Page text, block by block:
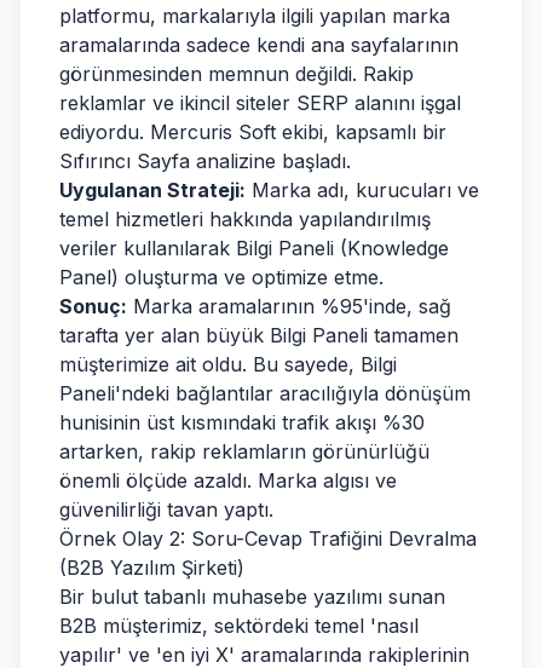
platformu, markalarıyla ilgili yapılan marka
aramalarında sadece kendi ana sayfalarının
görünmesinden memnun değildi. Rakip
reklamlar ve ikincil siteler SERP alanını işgal
ediyordu. Mercuris Soft ekibi, kapsamlı bir
Sıfırıncı Sayfa analizine başladı.
Uygulanan Strateji: Marka adı, kurucuları ve
temel hizmetleri hakkında yapılandırılmış
veriler kullanılarak Bilgi Paneli (Knowledge
Panel) oluşturma ve optimize etme.
Sonuç: Marka aramalarının %95'inde, sağ
tarafta yer alan büyük Bilgi Paneli tamamen
müşterimize ait oldu. Bu sayede, Bilgi
Paneli'ndeki bağlantılar aracılığıyla dönüşüm
hunisinin üst kısmındaki trafik akışı %30
artarken, rakip reklamların görünürlüğü
önemli ölçüde azaldı. Marka algısı ve
güvenilirliği tavan yaptı.
Örnek Olay 2: Soru-Cevap Trafiğini Devralma
(B2B Yazılım Şirketi)
Bir bulut tabanlı muhasebe yazılımı sunan
B2B müşterimiz, sektördeki temel 'nasıl
yapılır' ve 'en iyi X' aramalarında rakiplerinin